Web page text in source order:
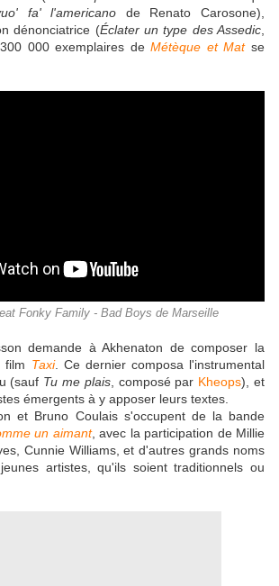
fa' l'americano de Renato Carosone),
dénonciatrice (Éclater un type des Assedic
000 exemplaires deMétèque et Matse
Fonky Family - Bad Boys de Marseille
demande à Akhenaton de composer la
film Taxi. Ce dernier composa l'instrumental
(sauf Tu me plais, composé par Kheops), et
émergents à y apposer leurs textes.
et Bruno Coulais s'occupent de la bande
un aimant, avec la participation de Millie
Cunnie Williams, et d'autres grands noms
artistes, qu'ils soient traditionnels ou